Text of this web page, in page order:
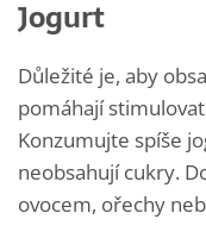
Jogurt
Důležité je, aby
pomáhají
Konzumujte spíše
neobsahují cukry.
ovocem, ořechy